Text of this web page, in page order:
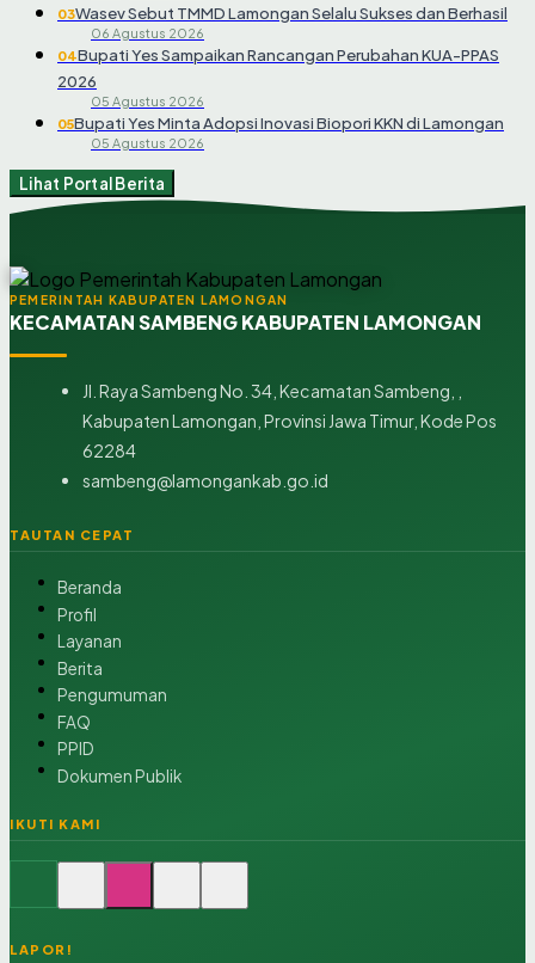
03Wasev Sebut TMMD Lamongan Selalu Sukses dan Berhasil
06 Agustus 2026
04Bupati Yes Sampaikan Rancangan Perubahan KUA-PPAS
2026
05 Agustus 2026
05Bupati Yes Minta Adopsi Inovasi Biopori KKN di Lamongan
05 Agustus 2026
Lihat Portal Berita
PEMERINTAH KABUPATEN LAMONGAN
KECAMATAN SAMBENG KABUPATEN LAMONGAN
Jl. Raya Sambeng No. 34, Kecamatan Sambeng, ,
Kabupaten Lamongan, Provinsi Jawa Timur, Kode Pos
62284
sambeng@lamongankab.go.id
TAUTAN CEPAT
Beranda
Profil
Layanan
Berita
Pengumuman
FAQ
PPID
Dokumen Publik
IKUTI KAMI
LAPOR!